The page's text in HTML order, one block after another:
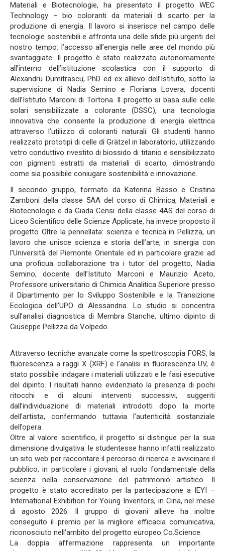
Materiali e Biotecnologie, ha presentato il progetto WEC
Technology – bio coloranti da materiali di scarto per la
produzione di energia. Il lavoro si inserisce nel campo delle
tecnologie sostenibili e affronta una delle sfide più urgenti del
nostro tempo: l’accesso all’energia nelle aree del mondo più
svantaggiate. Il progetto è stato realizzato autonomamente
all’interno dell’istituzione scolastica con il supporto di
Alexandru Dumitrascu, PhD ed ex allievo dell’Istituto, sotto la
supervisione di Nadia Semino e Floriana Lovera, docenti
dell’Istituto Marconi di Tortona. Il progetto si basa sulle celle
solari sensibilizzate a colorante (DSSC), una tecnologia
innovativa che consente la produzione di energia elettrica
attraverso l’utilizzo di coloranti naturali. Gli studenti hanno
realizzato prototipi di celle di Grätzel in laboratorio, utilizzando
vetro conduttivo rivestito di biossido di titanio e sensibilizzato
con pigmenti estratti da materiali di scarto, dimostrando
come sia possibile coniugare sostenibilità e innovazione.
Il secondo gruppo, formato da Katerina Basso e Cristina
Zamboni della classe 5AA del corso di Chimica, Materiali e
Biotecnologie e da Giada Censi della classe 4AS del corso di
Liceo Scientifico delle Scienze Applicate, ha invece proposto il
progetto Oltre la pennellata: scienza e tecnica in Pellizza, un
lavoro che unisce scienza e storia dell’arte, in sinergia con
l’Università del Piemonte Orientale ed in particolare grazie ad
una proficua collaborazione tra i tutor del progetto, Nadia
Semino, docente dell’Istituto Marconi e Maurizio Aceto,
Professore universitario di Chimica Analitica Superiore presso
il Dipartimento per lo Sviluppo Sostenibile e la Transizione
Ecologica dell’UPO di Alessandria. Lo studio si concentra
sull’analisi diagnostica di Membra Stanche, ultimo dipinto di
Giuseppe Pellizza da Volpedo.
Attraverso tecniche avanzate come la spettroscopia FORS, la
fluorescenza a raggi X (XRF) e l’analisi in fluorescenza UV, è
stato possibile indagare i materiali utilizzati e le fasi esecutive
del dipinto. I risultati hanno evidenziato la presenza di pochi
ritocchi e di alcuni interventi successivi, suggeriti
dall’individuazione di materiali introdotti dopo la morte
dell’artista, confermando tuttavia l’autenticità sostanziale
dell’opera.
Oltre al valore scientifico, il progetto si distingue per la sua
dimensione divulgativa: le studentesse hanno infatti realizzato
un sito web per raccontare il percorso di ricerca e avvicinare il
pubblico, in particolare i giovani, al ruolo fondamentale della
scienza nella conservazione del patrimonio artistico. Il
progetto è stato accreditato per la partecipazione a IEYI –
International Exhibition for Young Inventors, in Cina, nel mese
di agosto 2026. Il gruppo di giovani allieve ha inoltre
conseguito il premio per la migliore efficacia comunicativa,
riconosciuto nell'ambito del progetto europeo Co.Science.
La doppia affermazione rappresenta un importante